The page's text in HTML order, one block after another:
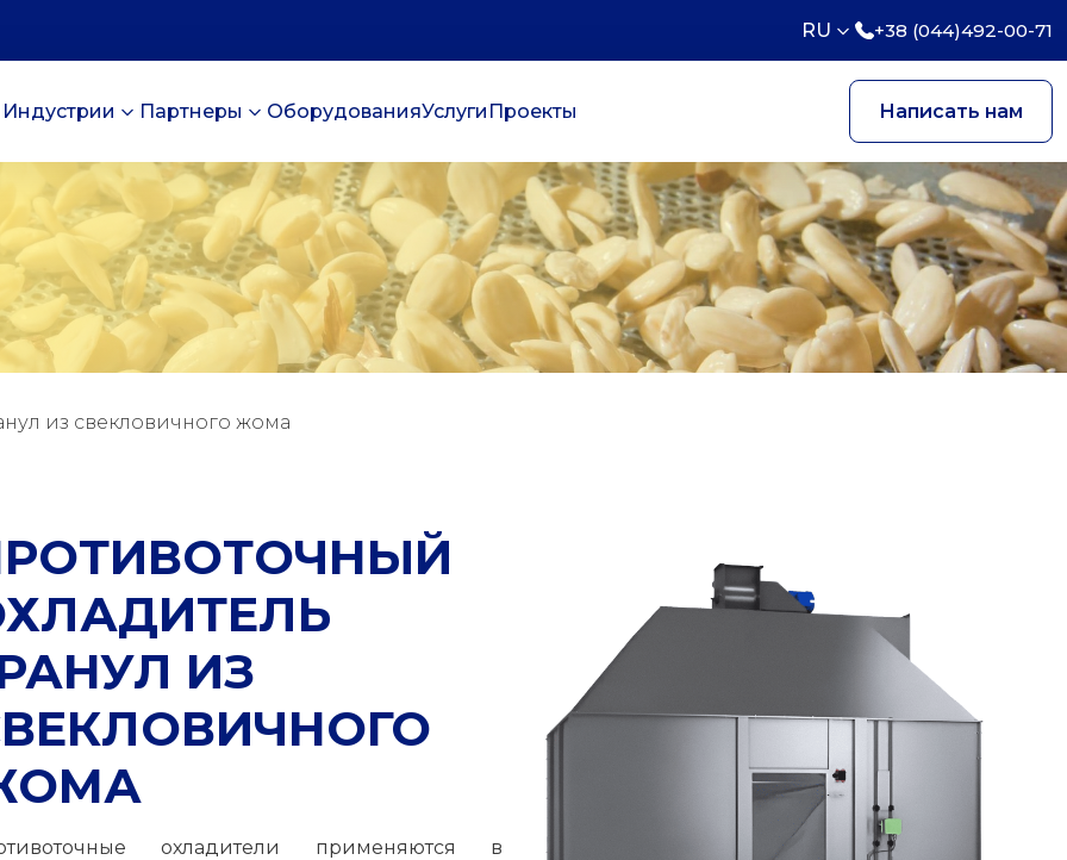
RU +38 (044)492-00-71
Индустрии Партнеры ОборудованияУслуги Проекты Написать нам
из свекловичного жома
ИЗ
охладители применяются в